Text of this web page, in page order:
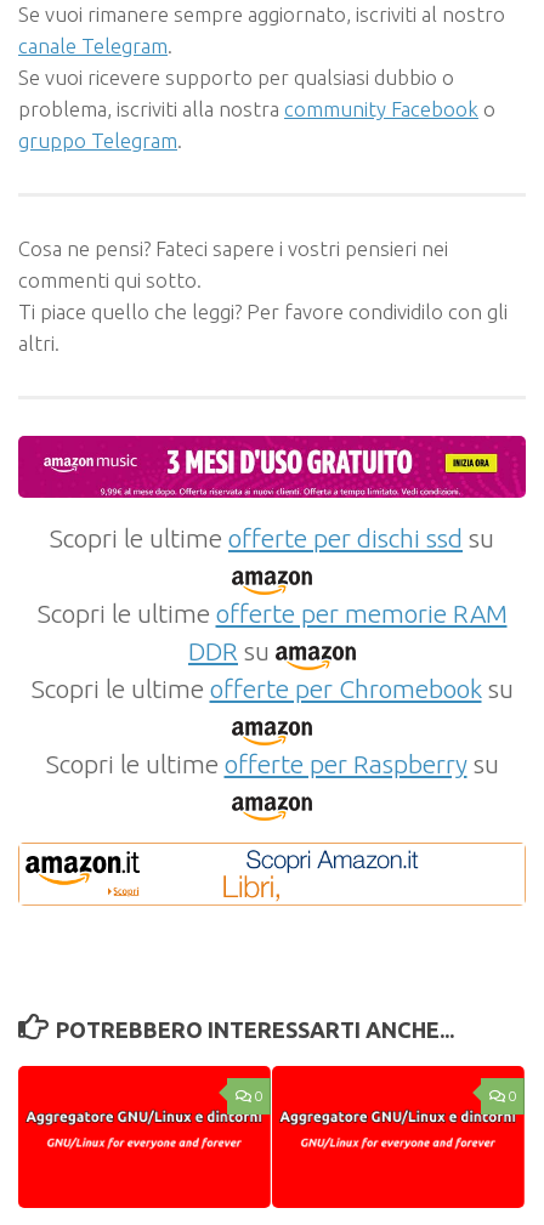
Se vuoi rimanere sempre aggiornato, iscriviti al nostro
canale Telegram
Se vuoi ricevere supporto per qualsiasi dubbio o
problema, iscriviti alla nostra community Facebook o
gruppo Telegram
Cosa ne pensi? Fateci sapere i vostri pensieri nei
commenti qui sotto.
Ti piace quello che leggi? Per favore condividilo con gli
altri.
Scopri le ultime offerte per dischi ssd su
Scopri le ultime offerte per memorie RAM
DDR su
Scopri le ultime offerte per Chromebooksu
Scopri le ultime offerte per Raspberrysu
POTREBBERO INTERESSARTI ANCHE...
0 0